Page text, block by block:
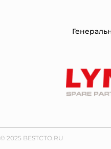
© 2025 BESTCTO.RU